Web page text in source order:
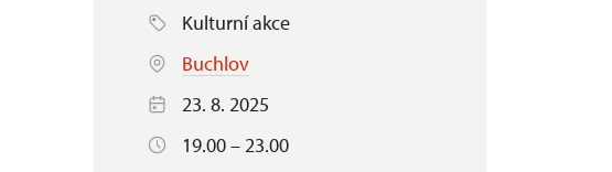
Kulturní akce
Buchlov
23. 8. 2025
19.00 – 23.00